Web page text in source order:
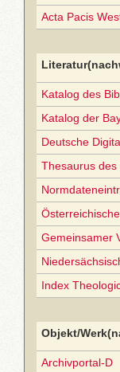
Acta Pacis
Katalog des
Katalog der
Deutsche
Thesaurus
Gemeinsamer
Index
Objekt/
Archivportal-D